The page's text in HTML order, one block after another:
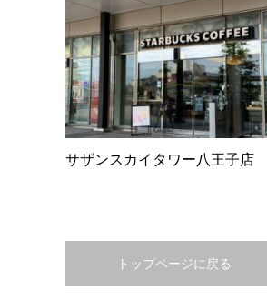
サザンスカイタワー八王子店
トップページに戻る